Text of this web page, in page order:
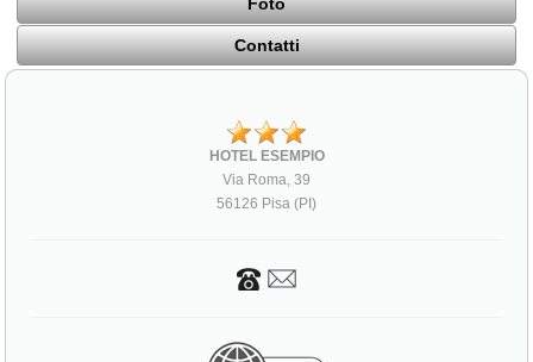
Foto
Contatti
HOTEL ESEMPIO
Via Roma, 39
56126 Pisa (PI)